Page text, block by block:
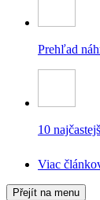
Prehľad
10
Viac
Přejít na menu